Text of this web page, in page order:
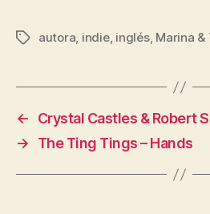
Etiquetas
autora, indie, inglés, Marina &
←
Crystal Castles & Robert
→
The Ting Tings – Hands